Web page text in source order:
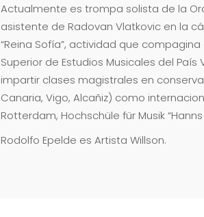
Actualmente es trompa solista de la
asistente de Radovan Vlatkovic en la
“Reina Sofía”, actividad que
Superior de Estudios Musicales del
impartir clases magistrales en
Canaria, Vigo, Alcañiz) como
Rotterdam, Hochschüle für Musik “Hanns
Rodolfo Epelde es Artista Willson.